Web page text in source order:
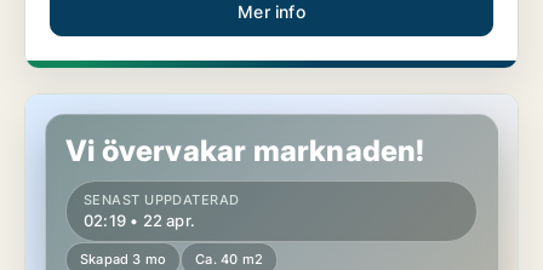
Mer info
Butikslokal i Malmö
Vi övervakar marknaden!
SENAST UPPDATERAD
02:19 • 22 apr.
Skapad 3 mo Ca. 40 m2